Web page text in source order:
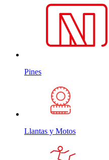
Pines
Llantas y Motos